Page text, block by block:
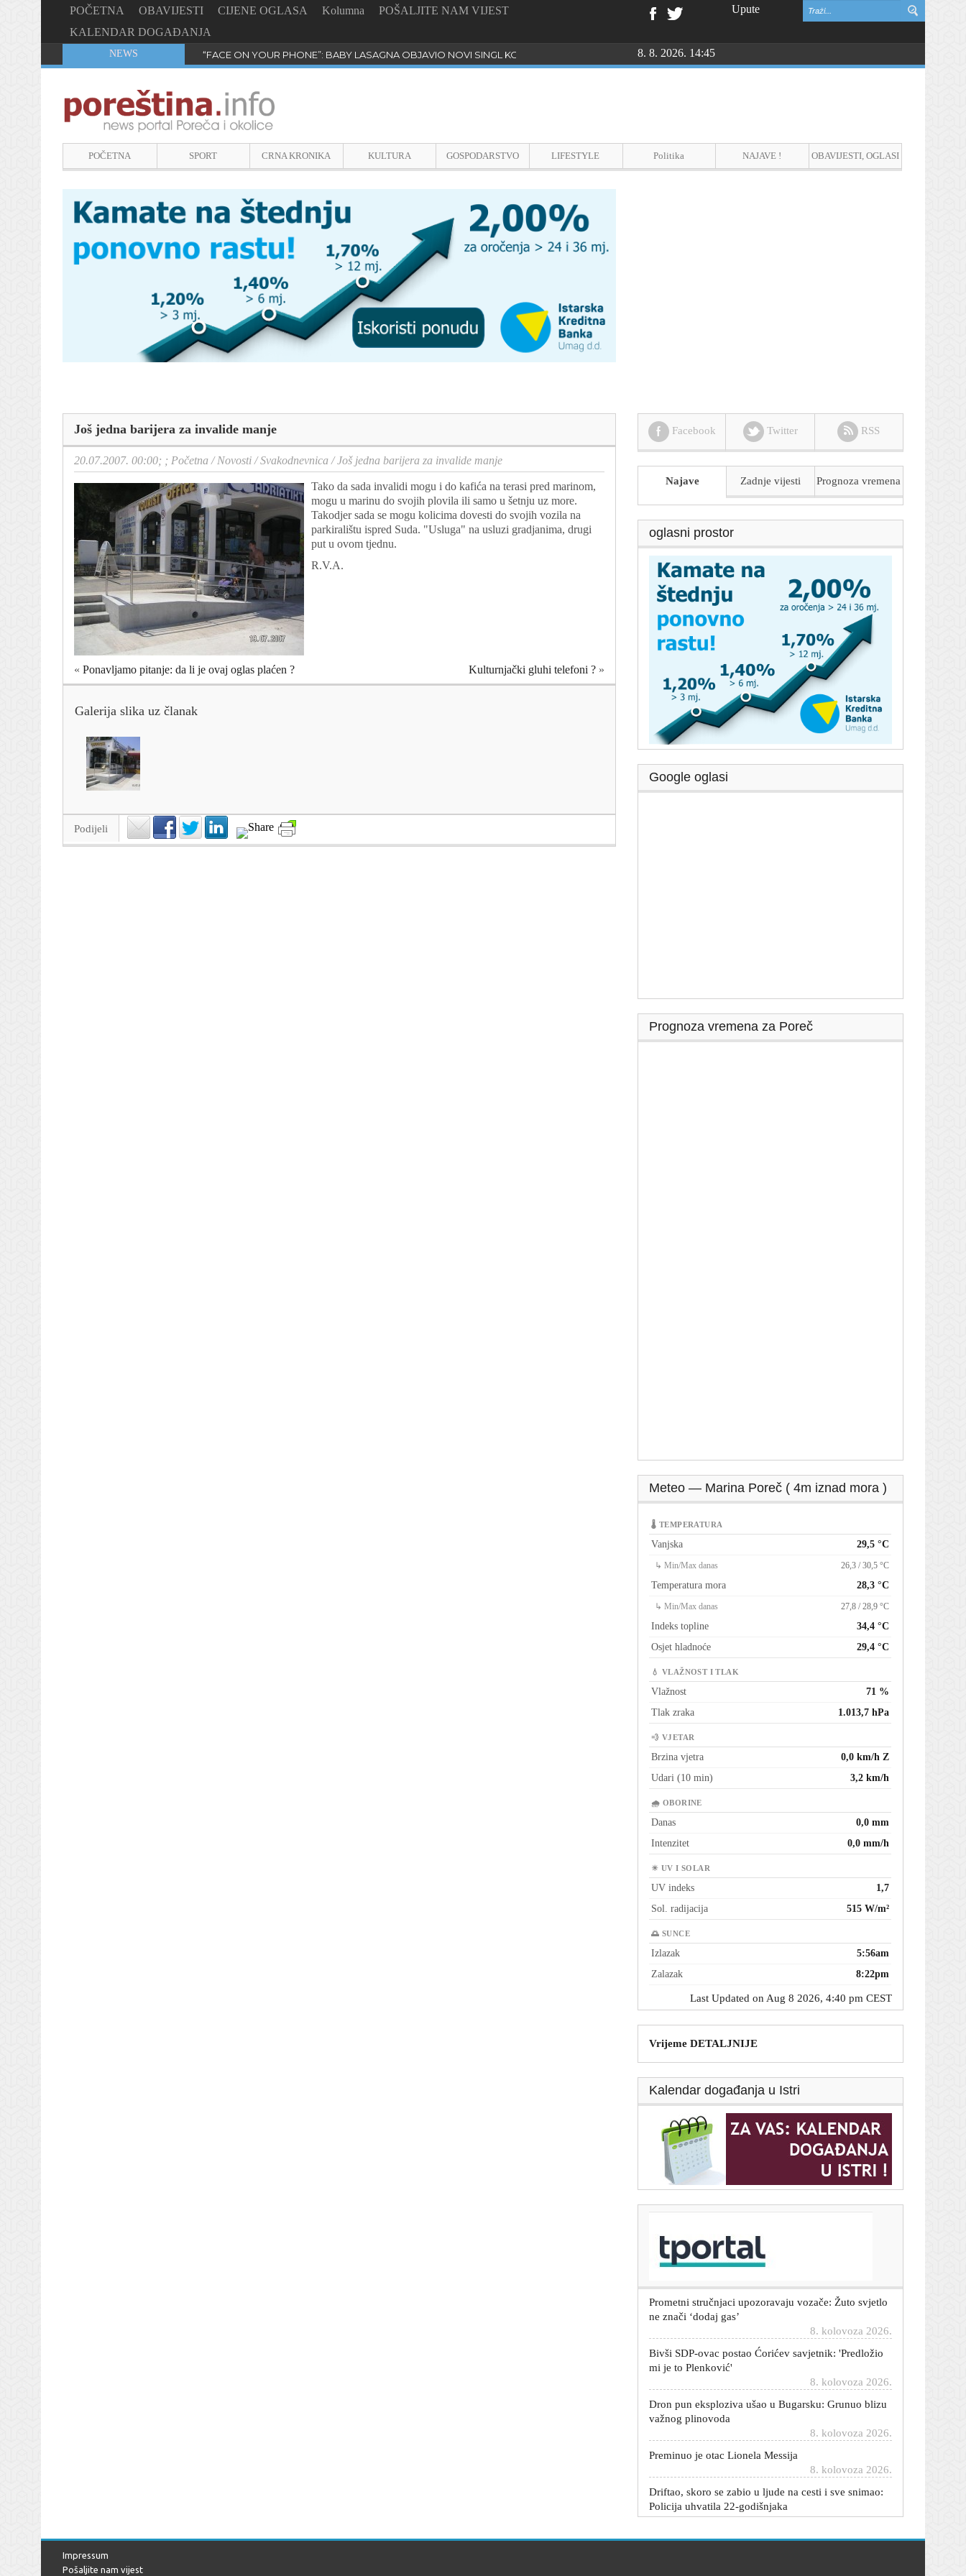
POČETNA OBAVIJESTI CIJENE OGLASA Kolumna
POŠALJITE NAM VIJEST
KALENDAR DOGAĐANJA
Upute
NEWS “FACE ON YOUR PHONE”: BABY LASAGNA OBJAVIO NOVI SINGL KOJI PROGOVARA O BULLYINGU8. 8. 2026. 14:45
POČETNA SPORT CRNA KRONIKA KULTURA GOSPODARSTVO LIFESTYLE Politika NAJAVE ! OBAVIJESTI, OGLASI
Još jedna barijera za invalide manje
20.07.2007. 00:00; ; Početna /Novosti /Svakodnevnica /Još jedna barijera za invalide manje
Tako da sada invalidi mogu i do kafića na terasi pred marinom,
mogu u marinu do svojih plovila ili samo u šetnju uz more.
Takodjer sada se mogu kolicima dovesti do svojih vozila na
parkiralištu ispred Suda. "Usluga" na usluzi gradjanima, drugi
put u ovom tjednu.
R.V.A.
« Ponavljamo pitanje: da li je ovaj oglas plaćen ? Kulturnjački gluhi telefoni ? »
Galerija slika uz članak
Podijeli
Facebook Twitter RSS
Najave Zadnje vijesti Prognoza vremena
oglasni prostor
Google oglasi
Prognoza vremena za Poreč
Meteo — Marina Poreč ( 4m iznad mora )
🌡 TEMPERATURA
Vanjska 29,5 °C
↳ Min/Max danas 26,3 / 30,5 °C
Temperatura mora 28,3 °C
↳ Min/Max danas 27,8 / 28,9 °C
Indeks topline
34,4 °C
Osjet hladnoće
29,4 °C
💧 VLAŽNOST I TLAK
Vlažnost
71 %
Tlak zraka
1.013,7 hPa
💨 VJETAR
Brzina vjetra
0,0 km/h Z
Udari (10 min)
3,2 km/h
🌧 OBORINE
Danas
0,0 mm
Intenzitet
0,0 mm/h
☀ UV I SOLAR
UV indeks
1,7
Sol. radijacija
515 W/m²
🌅 SUNCE
Izlazak
5:56am
Zalazak
8:22pm
Last Updated on Aug 8 2026, 4:40 pm CEST
Vrijeme DETALJNIJE
Kalendar događanja u Istri
T-portal.hr
što možete poduzeti
ne znači ‘dodaj gas’
8. kolovoza 2026.
Bivši SDP-ovac postao Ćorićev savjetnik: 'Predložio
mi je to Plenković'
8. kolovoza 2026.
Dron pun eksploziva ušao u Bugarsku: Grunuo blizu
važnog plinovoda
Driftao, skoro se zabio u ljude na cesti i sve snimao:
Policija uhvatila 22-godišnjaka
Bira odvažne boje i ženstvene krojeve
Impressum
Pošaljite nam vijest